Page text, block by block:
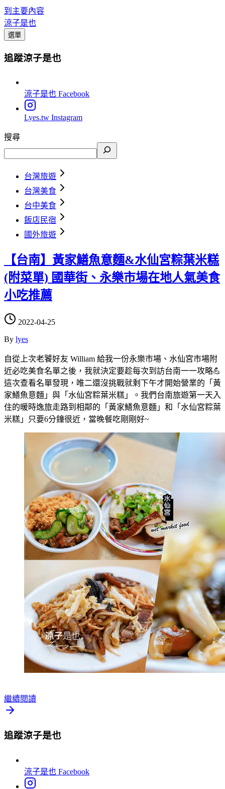
到主要內容
涼子是也
選單
追蹤涼子是也
涼子是也 Facebook
Lyes.tw Instagram
搜尋
台灣旅遊
台灣美食
台中美食
飯店民宿
國外旅遊
【台南】黃家鱔魚意麵&水仙宮粽葉米糕
(附菜單) 國華街、永樂市場在地人氣美食
小吃推薦
2022-04-25
By lyes
自從上次老饕好友 William 給我一份永樂市場、水仙宮市場附
近必吃美食名單之後，我就決定要趁每次到訪台南一一攻略💪
這次查看名單發現，唯二還沒挑戰就剩下午才開始營業的「黃
家鱔魚意麵」與「水仙宮粽葉米糕」。我們台南旅遊第一天入
住的暖時逸旅走路到相鄰的「黃家鱔魚意麵」和「水仙宮粽葉
米糕」只要6分鐘很近，當晚餐吃剛剛好~
繼續閱讀
追蹤涼子是也
涼子是也 Facebook